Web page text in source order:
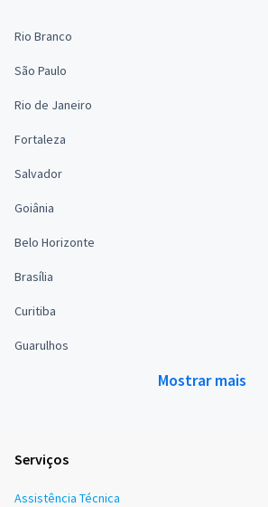
Rio Branco
São Paulo
Rio de Janeiro
Fortaleza
Salvador
Goiânia
Belo Horizonte
Brasília
Curitiba
Guarulhos
Mostrar mais
Serviços
Assistência Técnica